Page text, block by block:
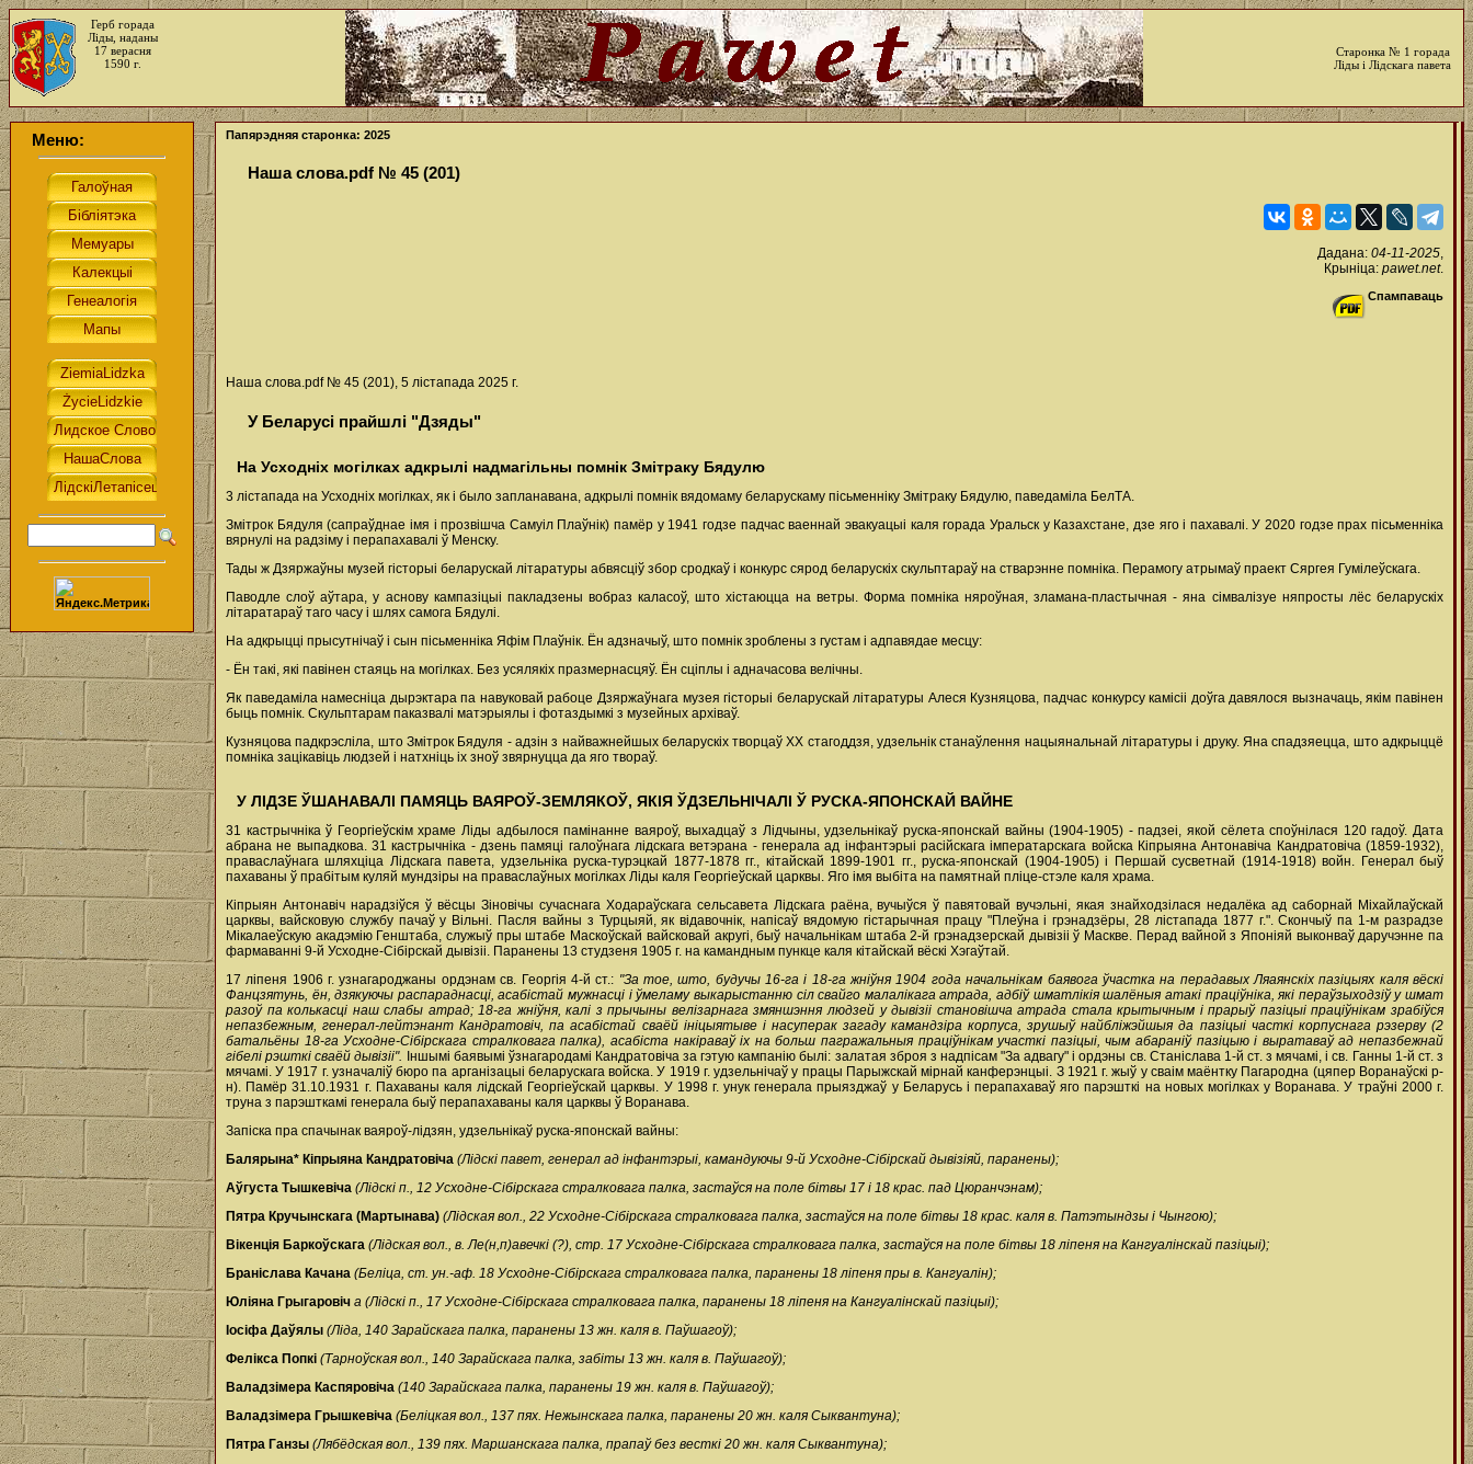
Герб горада
Ліды, наданы
17 верасня
1590 г.
Старонка № 1 горада
Ліды і Лідскага павета
Меню: Папярэдняя старонка: 2025
Наша слова.pdf № 45 (201)
Дадана: 04-11-2025,
Крыніца: pawet.net.
Спампаваць
Наша слова.pdf № 45 (201), 5 лістапада 2025 г.
У Беларусі прайшлі "Дзяды"
На Усходніх могілках адкрылі надмагільны помнік Змітраку Бядулю
3 лістапада на Усходніх могілках, як і было запланавана, адкрылі помнік вядомаму беларускаму пісьменніку Змітраку Бядулю, паведаміла БелТА.
Змітрок Бядуля (сапраўднае імя і прозвішча Самуіл Плаўнік) памёр у 1941 годзе падчас ваеннай эвакуацыі каля горада Уральск у Казахстане, дзе яго і пахавалі. У 2020 годзе прах пісьменніка
вярнулі на радзіму і перапахавалі ў Менску.
Тады ж Дзяржаўны музей гісторыі беларускай літаратуры абвясціў збор сродкаў і конкурс сярод беларускіх скульптараў на стварэнне помніка. Перамогу атрымаў праект Сяргея Гумілеўскага.
Паводле слоў аўтара, у аснову кампазіцыі пакладзены вобраз каласоў, што хістаюцца на ветры. Форма помніка няроўная, зламана-пластычная - яна сімвалізуе няпросты лёс беларускіх
літаратараў таго часу і шлях самога Бядулі.
На адкрыцці прысутнічаў і сын пісьменніка Яфім Плаўнік. Ён адзначыў, што помнік зроблены з густам і адпавядае месцу:
- Ён такі, які павінен стаяць на могілках. Без усялякіх празмернасцяў. Ён сціплы і адначасова велічны.
Як паведаміла намесніца дырэктара па навуковай рабоце Дзяржаўнага музея гісторыі беларускай літаратуры Алеся Кузняцова, падчас конкурсу камісіі доўга давялося вызначаць, якім павінен
быць помнік. Скульптарам паказвалі матэрыялы і фотаздымкі з музейных архіваў.
Кузняцова падкрэсліла, што Змітрок Бядуля - адзін з найважнейшых беларускіх творцаў ХХ стагоддзя, удзельнік станаўлення нацыянальнай літаратуры і друку. Яна спадзяецца, што адкрыццё
помніка зацікавіць людзей і натхніць іх зноў звярнуцца да яго твораў.
У ЛІДЗЕ ЎШАНАВАЛІ ПАМЯЦЬ ВАЯРОЎ-ЗЕМЛЯКОЎ, ЯКІЯ ЎДЗЕЛЬНІЧАЛІ Ў РУСКА-ЯПОНСКАЙ ВАЙНЕ
31 кастрычніка ў Георгіеўскім храме Ліды адбылося памінанне ваяроў, выхадцаў з Лідчыны, удзельнікаў руска-японскай вайны (1904-1905) - падзеі, якой сёлета споўнілася 120 гадоў. Дата
абрана не выпадкова. 31 кастрычніка - дзень памяці галоўнага лідскага ветэрана - генерала ад інфантэрыі расійскага імператарскага войска Кіпрыяна Антонавіча Кандратовіча (1859-1932),
праваслаўнага шляхціца Лідскага павета, удзельніка руска-турэцкай 1877-1878 гг., кітайскай 1899-1901 гг., руска-японскай (1904-1905) і Першай сусветнай (1914-1918) войн. Генерал быў
пахаваны ў прабітым куляй мундзіры на праваслаўных могілках Ліды каля Георгіеўскай царквы. Яго імя выбіта на памятнай пліце-стэле каля храма.
Кіпрыян Антонавіч нарадзіўся ў вёсцы Зіновічы сучаснага Ходараўскага сельсавета Лідскага раёна, вучыўся ў павятовай вучэльні, якая знайходзілася недалёка ад саборнай Міхайлаўскай
царквы, вайсковую службу пачаў у Вільні. Пасля вайны з Турцыяй, як відавочнік, напісаў вядомую гістарычная працу "Плеўна і грэнадзёры, 28 лістапада 1877 г.". Скончыў па 1-м разрадзе
Мікалаеўскую акадэмію Генштаба, служыў пры штабе Маскоўскай вайсковай акругі, быў начальнікам штаба 2-й грэнадзерскай дывізіі ў Маскве. Перад вайной з Японіяй выконваў даручэнне па
фармаванні 9-й Усходне-Сібірскай дывізіі. Паранены 13 студзеня 1905 г. на камандным пункце каля кітайскай вёскі Хэгаўтай.
17 ліпеня 1906 г. узнагароджаны ордэнам св. Георгія 4-й ст.: "За тое, што, будучы 16-га і 18-га жніўня 1904 года начальнікам баявога ўчастка на перадавых Ляаянскіх пазіцыях каля вёскі
Фанцзятунь, ён, дзякуючы распараднасці, асабістай мужнасці і ўмеламу выкарыстанню сіл свайго малалікага атрада, адбіў шматлікія шалёныя атакі праціўніка, які пераўзыходзіў у шмат
разоў па колькасці наш слабы атрад; 18-га жніўня, калі з прычыны велізарнага змяншэння людзей у дывізіі становішча атрада стала крытычным і прарыў пазіцыі праціўнікам зрабіўся
непазбежным, генерал-лейтэнант Кандратовіч, па асабістай сваёй ініцыятыве і насуперак загаду камандзіра корпуса, зрушыў найбліжэйшыя да пазіцыі часткі корпуснага рэзерву (2
батальёны 18-га Усходне-Сібірскага стралковага палка), асабіста накіраваў іх на больш пагражальныя праціўнікам участкі пазіцыі, чым абараніў пазіцыю і выратаваў ад непазбежнай
гібелі рэшткі сваёй дывізіі". Іншымі баявымі ўзнагародамі Кандратовіча за гэтую кампанію былі: залатая зброя з надпісам "За адвагу" і ордэны св. Станіслава 1-й ст. з мячамі, і св. Ганны 1-й ст. з
мячамі. У 1917 г. узначаліў бюро па арганізацыі беларускага войска. У 1919 г. удзельнічаў у працы Парыжскай мірнай канферэнцыі. З 1921 г. жыў у сваім маёнтку Пагародна (цяпер Воранаўскі р-
н). Памёр 31.10.1931 г. Пахаваны каля лідскай Георгіеўскай царквы. У 1998 г. унук генерала прыязджаў у Беларусь і перапахаваў яго парэшткі на новых могілках у Воранава. У траўні 2000 г.
труна з парэшткамі генерала быў перапахаваны каля царквы ў Воранава.
Запіска пра спачынак ваяроў-лідзян, удзельнікаў руска-японскай вайны:
Балярына* Кіпрыяна Кандратовіча (Лідскі павет, генерал ад інфантэрыі, камандуючы 9-й Усходне-Сібірскай дывізіяй, паранены);
Аўгуста Тышкевіча (Лідскі п., 12 Усходне-Сібірскага стралковага палка, застаўся на поле бітвы 17 і 18 крас. пад Цюранчэнам);
Пятра Кручынскага (Мартынава) (Лідская вол., 22 Усходне-Сібірскага стралковага палка, застаўся на поле бітвы 18 крас. каля в. Патэтындзы і Чынгою);
Вікенція Баркоўскага (Лідская вол., в. Ле(н,п)авечкі (?), стр. 17 Усходне-Сібірскага стралковага палка, застаўся на поле бітвы 18 ліпеня на Кангуалінскай пазіцыі);
Браніслава Качана (Беліца, ст. ун.-аф. 18 Усходне-Сібірскага стралковага палка, паранены 18 ліпеня пры в. Кангуалін);
Юліяна Грыгаровіч а (Лідскі п., 17 Усходне-Сібірскага стралковага палка, паранены 18 ліпеня на Кангуалінскай пазіцыі);
Іосіфа Даўялы (Ліда, 140 Зарайскага палка, паранены 13 жн. каля в. Паўшагоў);
Фелікса Попкі (Тарноўская вол., 140 Зарайскага палка, забіты 13 жн. каля в. Паўшагоў);
Валадзімера Каспяровіча (140 Зарайскага палка, паранены 19 жн. каля в. Паўшагоў);
Валадзімера Грышкевіча (Беліцкая вол., 137 пях. Нежынскага палка, паранены 20 жн. каля Сыквантуна);
Пятра Ганзы (Лябёдская вол., 139 пях. Маршанскага палка, прапаў без весткі 20 жн. каля Сыквантуна);